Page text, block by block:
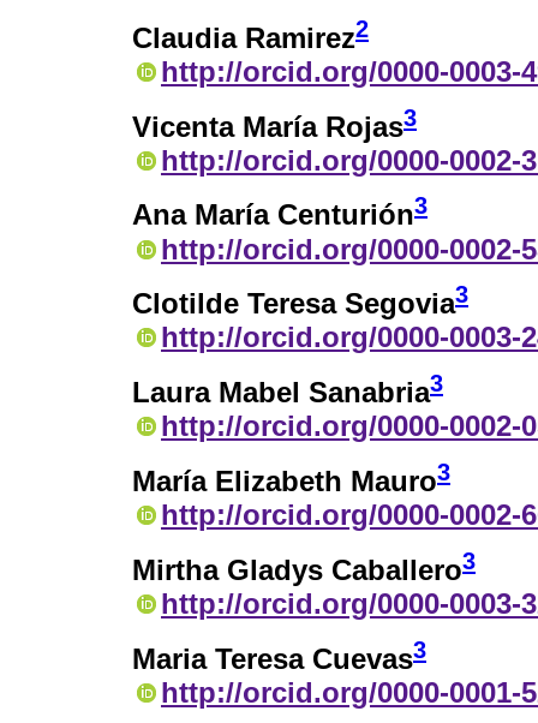
Claudia Ramirez2
http://orcid.org/0000-0003-
Vicenta María Rojas3
http://orcid.org/0000-0002-
Ana María Centurión3
http://orcid.org/0000-0002-
Clotilde Teresa Segovia3
http://orcid.org/0000-0003-
Laura Mabel Sanabria3
http://orcid.org/0000-0002-
María Elizabeth Mauro3
http://orcid.org/0000-0002-
Mirtha Gladys Caballero3
http://orcid.org/0000-0003-
Maria Teresa Cuevas3
http://orcid.org/0000-0001-